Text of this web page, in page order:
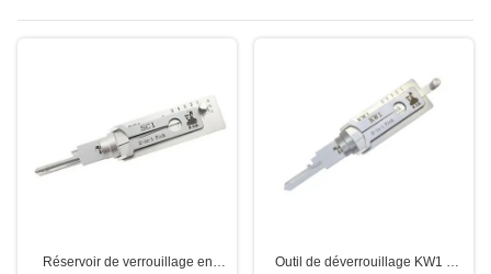
Réservoir de verrouillage en
Outil de déverrouillage KW1 5